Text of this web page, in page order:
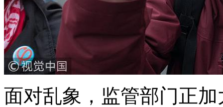
面对乱象，监管部门正